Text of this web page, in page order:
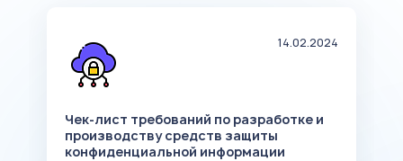
14.02.2024
Чек-лист требований по разработке и
производству средств защиты
конфиденциальной информации